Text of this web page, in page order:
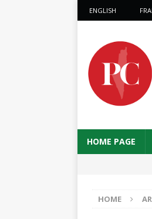
ENGLISH
HOME PAGE
HOME